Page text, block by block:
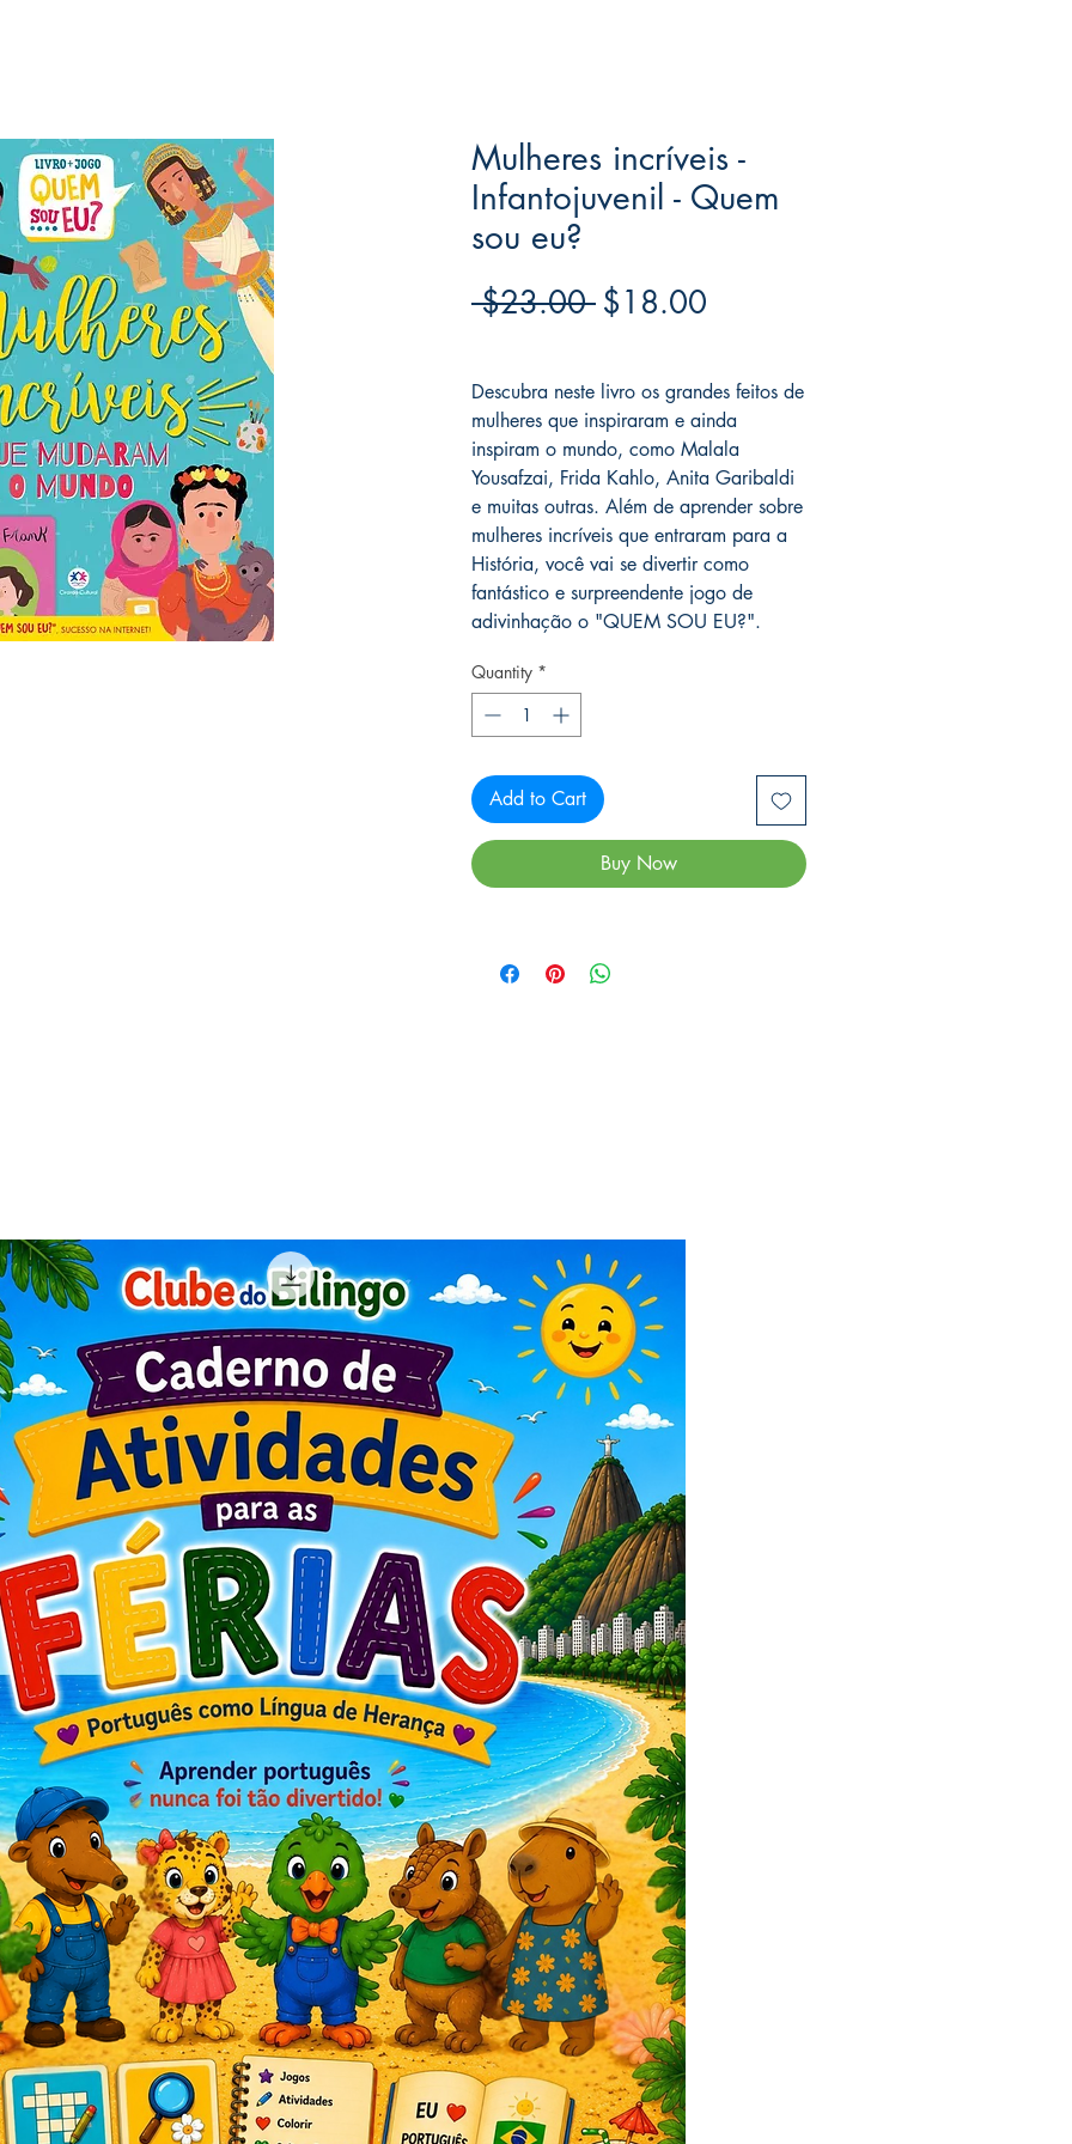
Mulheres incríveis -
Infantojuvenil - Quem
sou eu?
$23.00 Regular
$18.00
Descubra neste livro os grandes feitos de
mulheres que inspiraram e ainda
inspiram o mundo, como Malala
Yousafzai, Frida Kahlo, Anita Garibaldi
e muitas outras. Além de aprender sobre
mulheres incríveis que entraram para a
História, você vai se divertir como
fantástico e surpreendente jogo de
adivinhação o "QUEM SOU EU?".
Quantity *
Add to Cart
Buy Now